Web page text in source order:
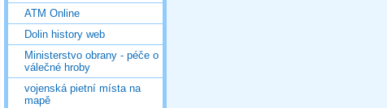
ATM Online
Dolin history web
Ministerstvo obrany - péče o
válečné hroby
vojenská pietní místa na
mapě